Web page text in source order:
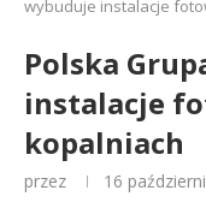
wybuduje instalacje
Polska
instalacje
kopalniach
przez 16